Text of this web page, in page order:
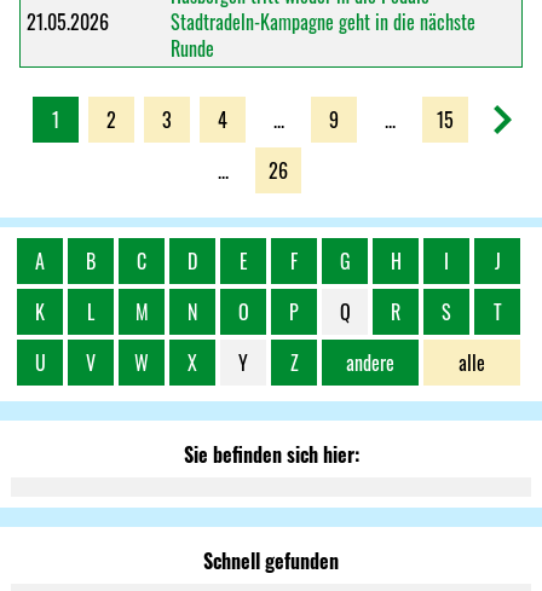
21.05.2026
Stadtradeln-Kampagne geht in die nächste
Runde
1 2 3 4 ... 9 ...
15
...
26
alle
A B C D E F G H I
J
K
L M N O P Q R S
T
U
V W X Y Z andere
Sie befinden sich hier:
Schnell gefunden